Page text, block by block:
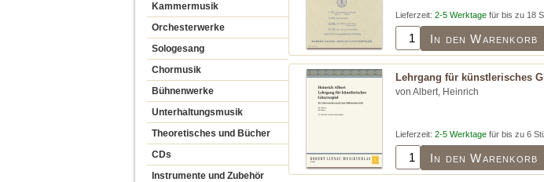
Kammermusik
Orchesterwerke
Sologesang
Chormusik
Bühnenwerke
Unterhaltungsmusik
Theoretisches und Bücher
CDs
Instrumente und Zubehör
Lieferzeit: 2-5 Werktage für bis zu 18
In den Warenkorb
Lehrgang für künstlerisches
von Albert, Heinrich
Lieferzeit: 2-5 Werktage für bis zu 6
In den Warenkorb